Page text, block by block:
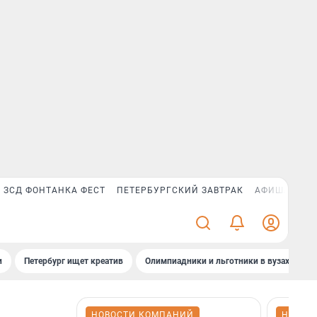
ЗСД ФОНТАНКА ФЕСТ ПЕТЕРБУРГСКИЙ ЗАВТРАК АФИША PLUS
Петербург ищет креатив Олимпиадники и льготники в вузах СПб
НОВОСТИ КОМПАНИЙ